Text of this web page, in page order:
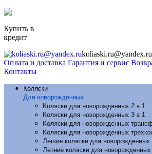
Купить в
кредит
koliaski.ru@yandex.ru
Оплата и доставка Гарантия и сервис
Контакты
Коляски
Для новорожденных
Коляски для новорожденных 2 в 1
Коляски для новорожденных 3 в 1
Коляски для новорожденных
Коляски для новорожденных
Легкие коляски для новорожденных
Летние коляски для новорожденных